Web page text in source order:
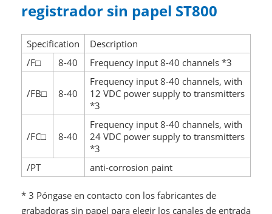
registrador sin papel ST800
Specification
Description
/F□
8-40 Frequency input 8-40 channels *3
/FB□ 8-40
Frequency input 8-40 channels, with
12 VDC power supply to transmitters
*3
/FC□ 8-40
Frequency input 8-40 channels, with
24 VDC power supply to transmitters
*3
/PT
anti-corrosion paint
* 3 Póngase en contacto con los fabricantes de
grabadoras sin papel para elegir los canales de entrada